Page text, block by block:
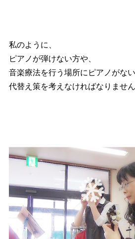
私のように、
ピアノが弾けない方や、
音楽療法を行う場所にピアノがない
代替え策を考えなければなりません